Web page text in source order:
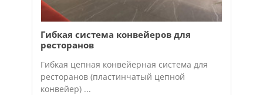
Гибкая система конвейеров для
ресторанов
Гибкая цепная конвейерная система для
ресторанов (пластинчатый цепной
конвейер) ...